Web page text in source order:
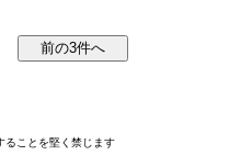
ることを堅く禁じます